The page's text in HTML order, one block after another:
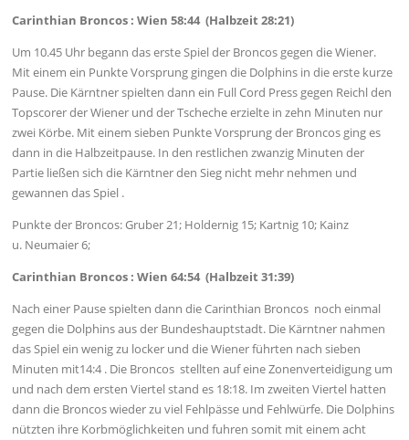
Carinthian Broncos : Wien 58:44 (Halbzeit 28:21)
Um 10.45 Uhr begann das erste Spiel der Broncos gegen die Wiener.
Mit einem ein Punkte Vorsprung gingen die Dolphins in die erste kurze
Pause. Die Kärntner spielten dann ein Full Cord Press gegen Reichl den
Topscorer der Wiener und der Tscheche erzielte in zehn Minuten nur
zwei Körbe. Mit einem sieben Punkte Vorsprung der Broncos ging es
dann in die Halbzeitpause. In den restlichen zwanzig Minuten der
Partie ließen sich die Kärntner den Sieg nicht mehr nehmen und
gewannen das Spiel .
Punkte der Broncos: Gruber 21; Holdernig 15; Kartnig 10; Kainz
u. Neumaier 6;
Carinthian Broncos : Wien 64:54 (Halbzeit 31:39)
Nach einer Pause spielten dann die Carinthian Broncos noch einmal
gegen die Dolphins aus der Bundeshauptstadt. Die Kärntner nahmen
das Spiel ein wenig zu locker und die Wiener führten nach sieben
Minuten mit14:4 . Die Broncos stellten auf eine Zonenverteidigung um
und nach dem ersten Viertel stand es 18:18. Im zweiten Viertel hatten
dann die Broncos wieder zu viel Fehlpässe und Fehlwürfe. Die Dolphins
nützten ihre Korbmöglichkeiten und fuhren somit mit einem acht